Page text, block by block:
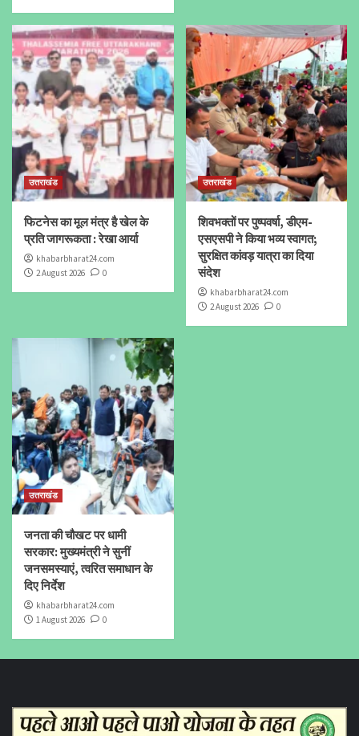
उत्तराखंड
फिटनेस का मूल मंत्र है खेल के
प्रति जागरूकता : रेखा आर्या
khabarbharat24.com
2 August 2026
0
उत्तराखंड
शिवभक्तों पर पुष्पवर्षा, डीएम-
एसएसपी ने किया भव्य स्वागत;
सुरक्षित कांवड़ यात्रा का दिया
संदेश
khabarbharat24.com
2 August 2026
0
उत्तराखंड
जनता की चौखट पर धामी
सरकार: मुख्यमंत्री ने सुनीं
जनसमस्याएं, त्वरित समाधान के
दिए निर्देश
khabarbharat24.com
1 August 2026
0